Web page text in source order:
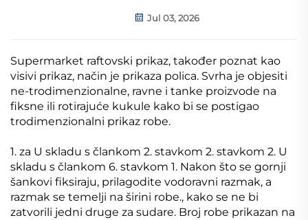
Jul 03, 2026
Supermarket raftovski prikaz, također poznat kao
visivi prikaz, način je prikaza polica. Svrha je objesiti
ne-trodimenzionalne, ravne i tanke proizvode na
fiksne ili rotirajuće kukule kako bi se postigao
trodimenzionalni prikaz robe.
1. za U skladu s člankom 2. stavkom 2. stavkom 2. U
skladu s člankom 6. stavkom 1. Nakon što se gornji
šankovi fiksiraju, prilagodite vodoravni razmak, a
razmak se temelji na širini robe., kako se ne bi
zatvorili jedni druge za sudare. Broj robe prikazan na